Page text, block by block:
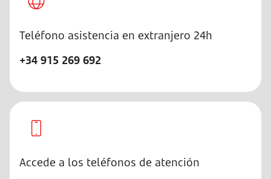
Teléfono asistencia en extranjero 24h
+34 915 269 692
Accede a los teléfonos de atención